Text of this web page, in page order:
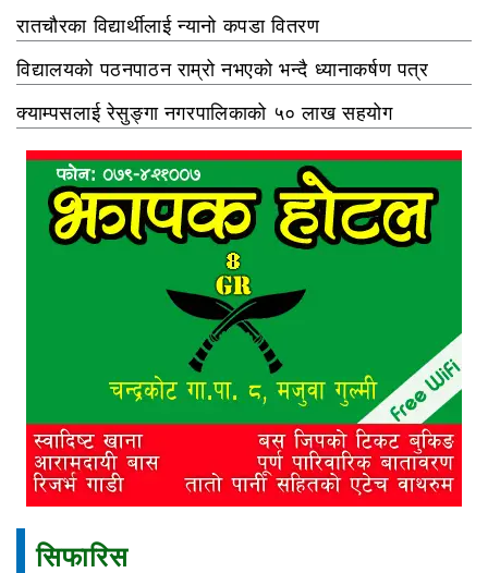
रातचौरका विद्यार्थीलाई न्यानो कपडा वितरण
विद्यालयको पठनपाठन राम्रो नभएको भन्दै ध्यानाकर्षण पत्र
क्याम्पसलाई रेसुङ्गा नगरपालिकाको ५० लाख सहयोग
सिफारिस